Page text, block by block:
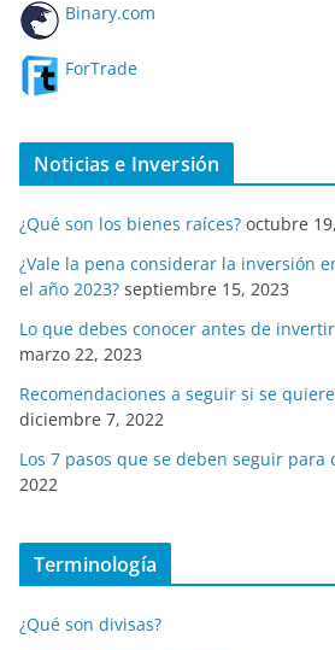
Binary.com
ForTrade
Noticias e Inversión
¿Qué son los bienes raíces? octubre
¿Vale la pena considerar la inversión
el año 2023? septiembre 15, 2023
Lo que debes conocer antes de
marzo 22, 2023
Recomendaciones a seguir si se
diciembre 7, 2022
Los 7 pasos que se deben seguir para
2022
Terminología
¿Qué son divisas?